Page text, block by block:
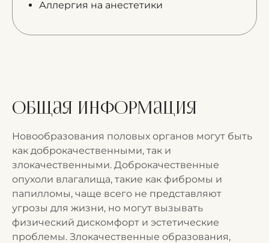
Аллергия на анестетики
Общая информация
Новообразования половых органов могут быть
как доброкачественными, так и
злокачественными. Доброкачественные
опухоли влагалища, такие как фибромы и
папилломы, чаще всего не представляют
угрозы для жизни, но могут вызывать
физический дискомфорт и эстетические
проблемы. Злокачественные образования,